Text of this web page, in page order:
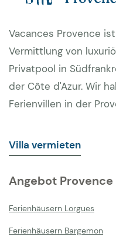
Vacances Provence
Vermittlung von
Privatpool in
der Côte d'Azur. Wir
Ferienvillen in der
Villa vermieten
Angebot Provence
Ferienhäusern Lorgues
Ferienhäusern Bargemon